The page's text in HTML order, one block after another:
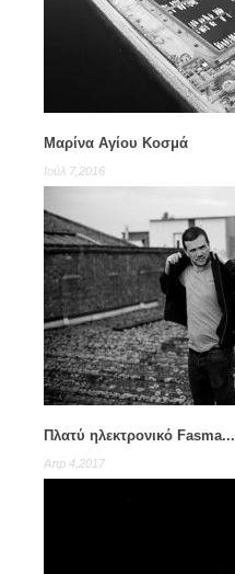
Μαρίνα Αγίου Κοσμά
Ιούλ 7,2016
Πλατύ ηλεκτρονικό Fasma...
Απρ 4,2017